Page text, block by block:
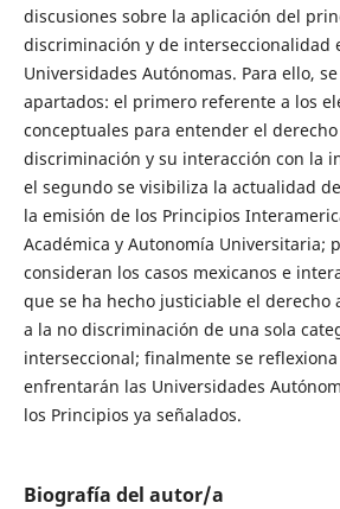
discusiones sobre la aplicación del
discriminación y de interseccionalidad
Universidades Autónomas. Para ello,
apartados: el primero referente a los
conceptuales para entender el
discriminación y su interacción con la
el segundo se visibiliza la actualidad
la emisión de los Principios
Académica y Autonomía Universitaria;
consideran los casos mexicanos e
que se ha hecho justiciable el derecho
a la no discriminación de una sola
interseccional; finalmente se
enfrentarán las Universidades
los Principios ya señalados.
Biografía del autor/a